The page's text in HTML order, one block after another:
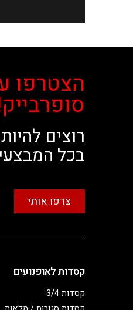
הצטרפו
רוצים
בכל
צרפו אותי
קסדות לאופנועים
קסדות 3/4